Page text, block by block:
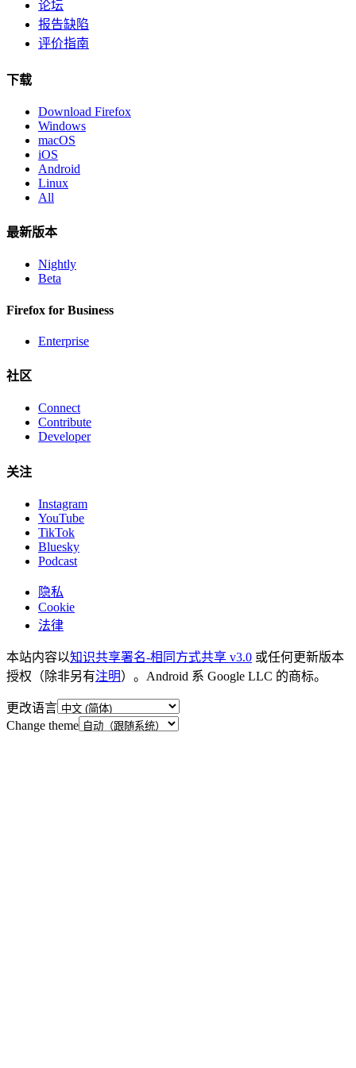
论坛
报告缺陷
评价指南
下载
Download Firefox
Windows
macOS
iOS
Android
Linux
All
最新版本
Nightly
Beta
Firefox for Business
Enterprise
社区
Connect
Contribute
Developer
关注
Instagram
YouTube
TikTok
Bluesky
Podcast
隐私
Cookie
法律
本站内容以知识共享署名-相同方式共享 v3.0 或任何更新版本
授权（除非另有注明）。Android 系 Google LLC 的商标。
更改语言
Change theme